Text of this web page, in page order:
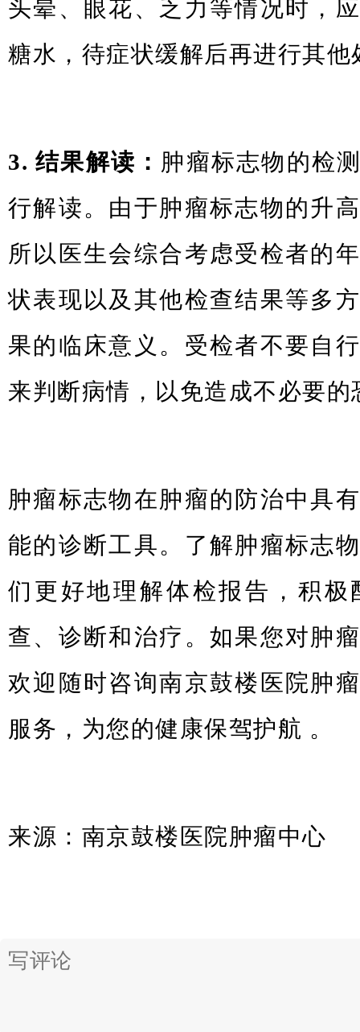
头晕、眼花、乏力等情况时，
糖水，待症状缓解后再进行其他
3. 结果解读： 肿瘤标志物的检
行解读。由于肿瘤标志物的升
所以医生会综合考虑受检者的
状表现以及其他检查结果等多
果的临床意义。受检者不要自
来判断病情，以免造成不必要
肿瘤标志物在肿瘤的防治中具
能的诊断工具。了解肿瘤标志
们更好地理解体检报告，积
查、诊断和治疗。如果您对肿
欢迎随时咨询南京鼓楼医院肿
服务，为您的健康保驾护航 。
来源：南京鼓楼医院肿瘤中心